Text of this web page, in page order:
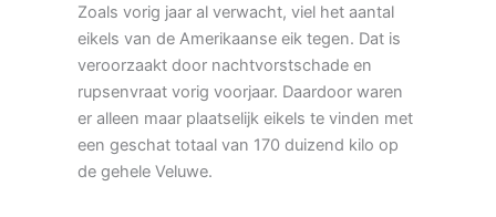
Zoals vorig jaar al verwacht, viel het aantal
eikels van de Amerikaanse eik tegen. Dat is
veroorzaakt door nachtvorstschade en
rupsenvraat vorig voorjaar. Daardoor waren
er alleen maar plaatselijk eikels te vinden met
een geschat totaal van 170 duizend kilo op
de gehele Veluwe.